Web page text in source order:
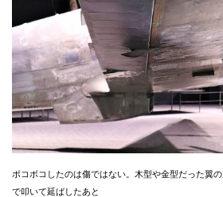
ボコボコしたのは傷ではない。木型や金型だった翼
で叩いて延ばしたあと